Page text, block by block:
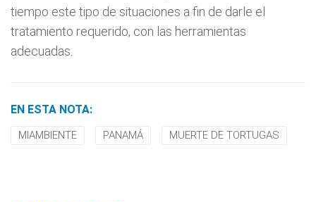
tiempo este tipo de situaciones a fin de darle el
tratamiento requerido, con las herramientas
adecuadas.
EN ESTA NOTA:
MIAMBIENTE PANAMÁ MUERTE DE TORTUGAS